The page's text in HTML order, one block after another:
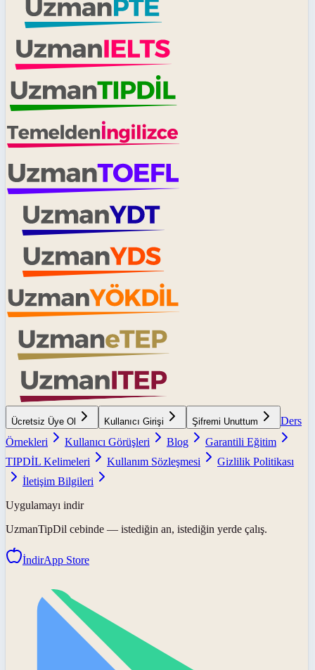
Ücretsiz Üye Ol Kullanıcı Girişi Şifremi Unuttum
Ders
Örnekleri
Kullanıcı Görüşleri Blog
Garantili Eğitim
TIPDİL Kelimeleri
Kullanım Sözleşmesi
Gizlilik Politikası
İletişim Bilgileri
Uygulamayı indir
UzmanTipDil cebinde — istediğin an, istediğin yerde çalış.
İndirApp Store